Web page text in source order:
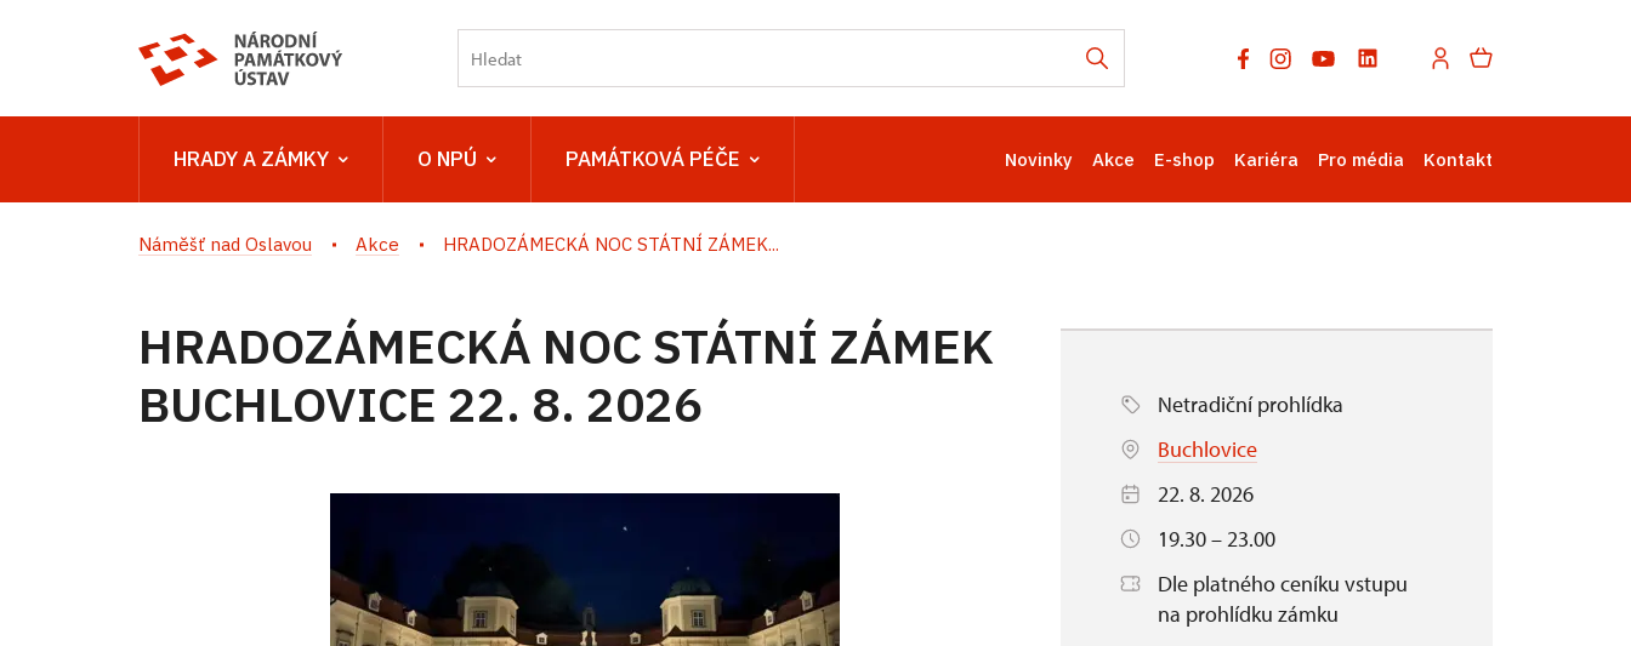
HRADY A ZÁMKY O NPÚ PAMÁTKOVÁ PÉČE Novinky Akce E-shop Kariéra Pro média Kontakt
Náměšť nad Oslavou Akce HRADOZÁMECKÁ NOC STÁTNÍ ZÁMEK...
HRADOZÁMECKÁ NOC STÁTNÍ ZÁMEK
BUCHLOVICE 22. 8. 2026
Netradiční prohlídka
Buchlovice
22. 8. 2026
19.30 – 23.00
Dle platného ceníku vstupu
na prohlídku zámku